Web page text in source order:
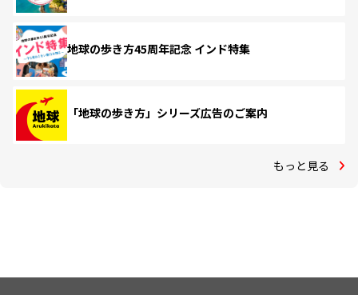
地球の歩き方45周年記念 インド特集
「地球の歩き方」シリーズ広告のご案内
もっと見る